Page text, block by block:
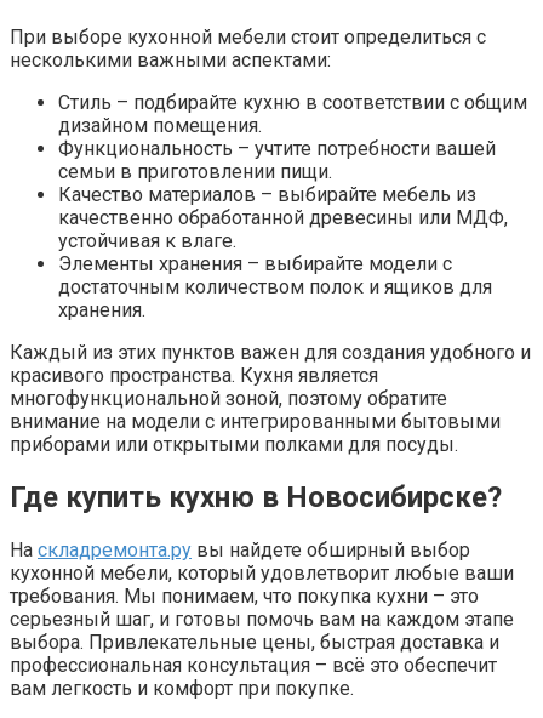
При выборе кухонной мебели стоит определиться с
несколькими важными аспектами:
Стиль – подбирайте кухню в соответствии с общим
дизайном помещения.
Функциональность – учтите потребности вашей
семьи в приготовлении пищи.
Качество материалов – выбирайте мебель из
качественно обработанной древесины или МДФ,
устойчивая к влаге.
Элементы хранения – выбирайте модели с
достаточным количеством полок и ящиков для
хранения.
Каждый из этих пунктов важен для создания удобного и
красивого пространства. Кухня является
многофункциональной зоной, поэтому обратите
внимание на модели с интегрированными бытовыми
приборами или открытыми полками для посуды.
Где купить кухню в Новосибирске?
На складремонта.ру вы найдете обширный выбор
кухонной мебели, который удовлетворит любые ваши
требования. Мы понимаем, что покупка кухни – это
серьезный шаг, и готовы помочь вам на каждом этапе
выбора. Привлекательные цены, быстрая доставка и
профессиональная консультация – всё это обеспечит
вам легкость и комфорт при покупке.